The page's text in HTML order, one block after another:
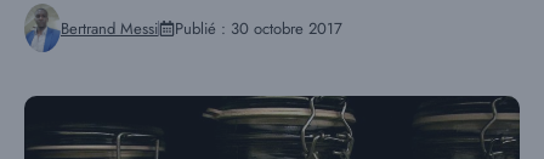
Bertrand Messi Publié : 30 octobre 2017